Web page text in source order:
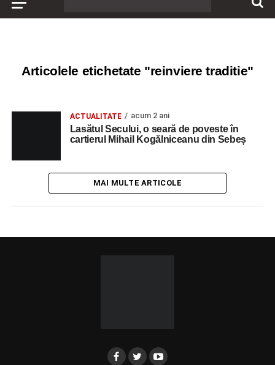
Articolele etichetate "reinviere traditie"
ACTUALITATE acum 2 ani
Lasătul Secului, o seară de poveste în
cartierul Mihail Kogălniceanu din Sebeș
MAI MULTE ARTICOLE